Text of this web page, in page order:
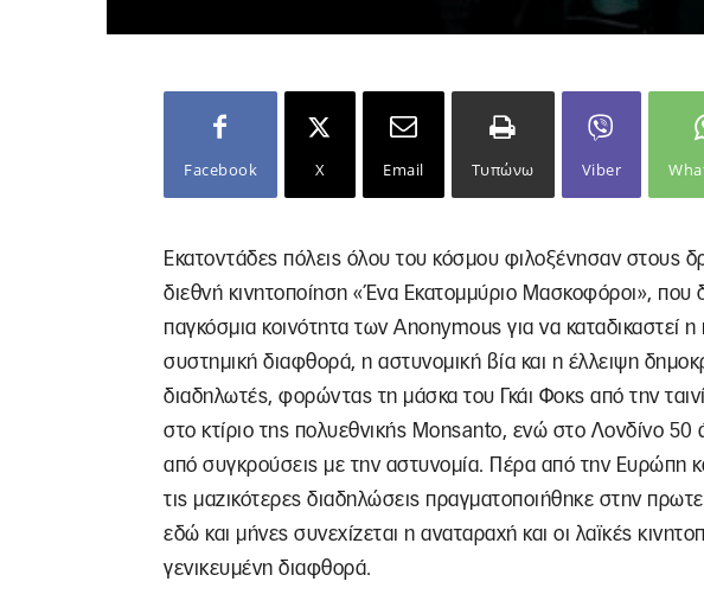
Facebook X Email Τυπώνω Viber
Εκατοντάδες πόλεις όλου του κόσμου φιλοξένησαν στους
διεθνή κινητοποίηση «Ένα Εκατομμύριο Μασκοφόροι», που
παγκόσμια κοινότητα των Anonymous για να καταδικαστεί η
συστημική διαφθορά, η αστυνομική βία και η έλλειψη
διαδηλωτές, φορώντας τη μάσκα του Γκάι Φοκς από την
στο κτίριο της πολυεθνικής Monsanto, ενώ στο Λονδίνο
από συγκρούσεις με την αστυνομία. Πέρα από την Ευρώπη
τις μαζικότερες διαδηλώσεις πραγματοποιήθηκε στην
εδώ και μήνες συνεχίζεται η αναταραχή και οι λαϊκές
γενικευμένη διαφθορά.